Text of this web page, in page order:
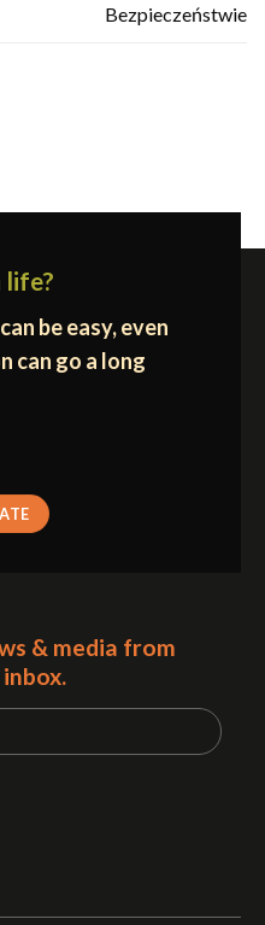
Bezpieczeństwie
life?
be easy, even
can go a long
& media from